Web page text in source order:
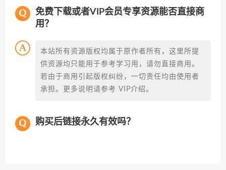
免费下载或者VIP会员专享资源能否直接商
用？
本站所有资源版权均属于原作者所有，这里所提
供资源均只能用于参考学习用，请勿直接商用。
若由于商用引起版权纠纷，一切责任均由使用者
承担。更多说明请参考 VIP介绍。
购买后链接永久有效吗？